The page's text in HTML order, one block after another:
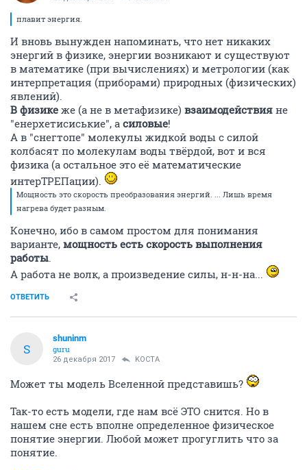
плавит энергия.
И вновь вынужден напоминать, что нет никаких
энергий в физике, энергии возникают и существуют
в математике (при вычислениях) и метрологии (как
интерпретация (приборами) природных (физических)
явлений).
В физике же (а не в метафизике) взаимодействия не
"енерхетисиськие", а силовые!
А в "снегтопе" молекулы жидкой воды с силой
колбасят по молекулам воды твёрдой, вот и вся
физика (а остальное это её математические
интерТРЕПации).
Мощность это скорость преобразования энергий. ... Лишь время
нагрева будет разным.
Конечно, ибо в самом простом для понимания
варианте, мощность есть скорость выполнения
работы.
А работа не волк, а произведение силы, н-н-на...
ОТВЕТИТЬ
S
shuninm
guru
26 декабря 2017 KOCTA
Может ты модель Вселенной представишь?
Так-то есть модели, где нам всё ЭТО снится. Но в
нашем сне есть вполне определенное физическое
понятие энергии. Любой может прогуглить что за
понятие.